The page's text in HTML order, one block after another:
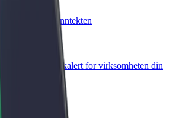
i Bolt og øk inntekten
tjenester oppskalert for virksomheten din